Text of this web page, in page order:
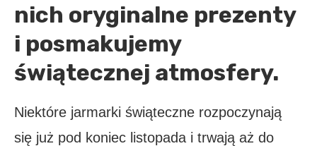
nich oryginalne prezenty
i posmakujemy
świątecznej atmosfery.
Niektóre jarmarki świąteczne rozpoczynają
się już pod koniec listopada i trwają aż do